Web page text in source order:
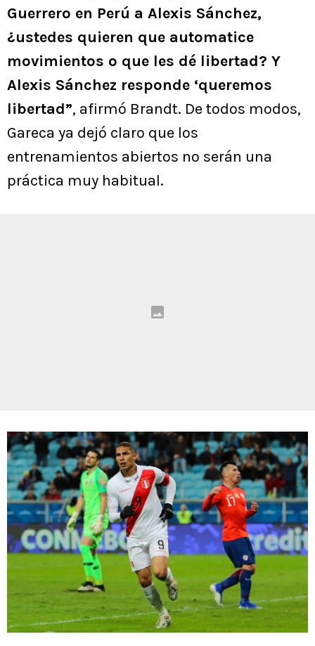
Guerrero en Perú a Alexis Sánchez,
¿ustedes quieren que automatice
movimientos o que les dé libertad? Y
Alexis Sánchez responde ‘queremos
libertad”, afirmó Brandt. De todos modos,
Gareca ya dejó claro que los
entrenamientos abiertos no serán una
práctica muy habitual.